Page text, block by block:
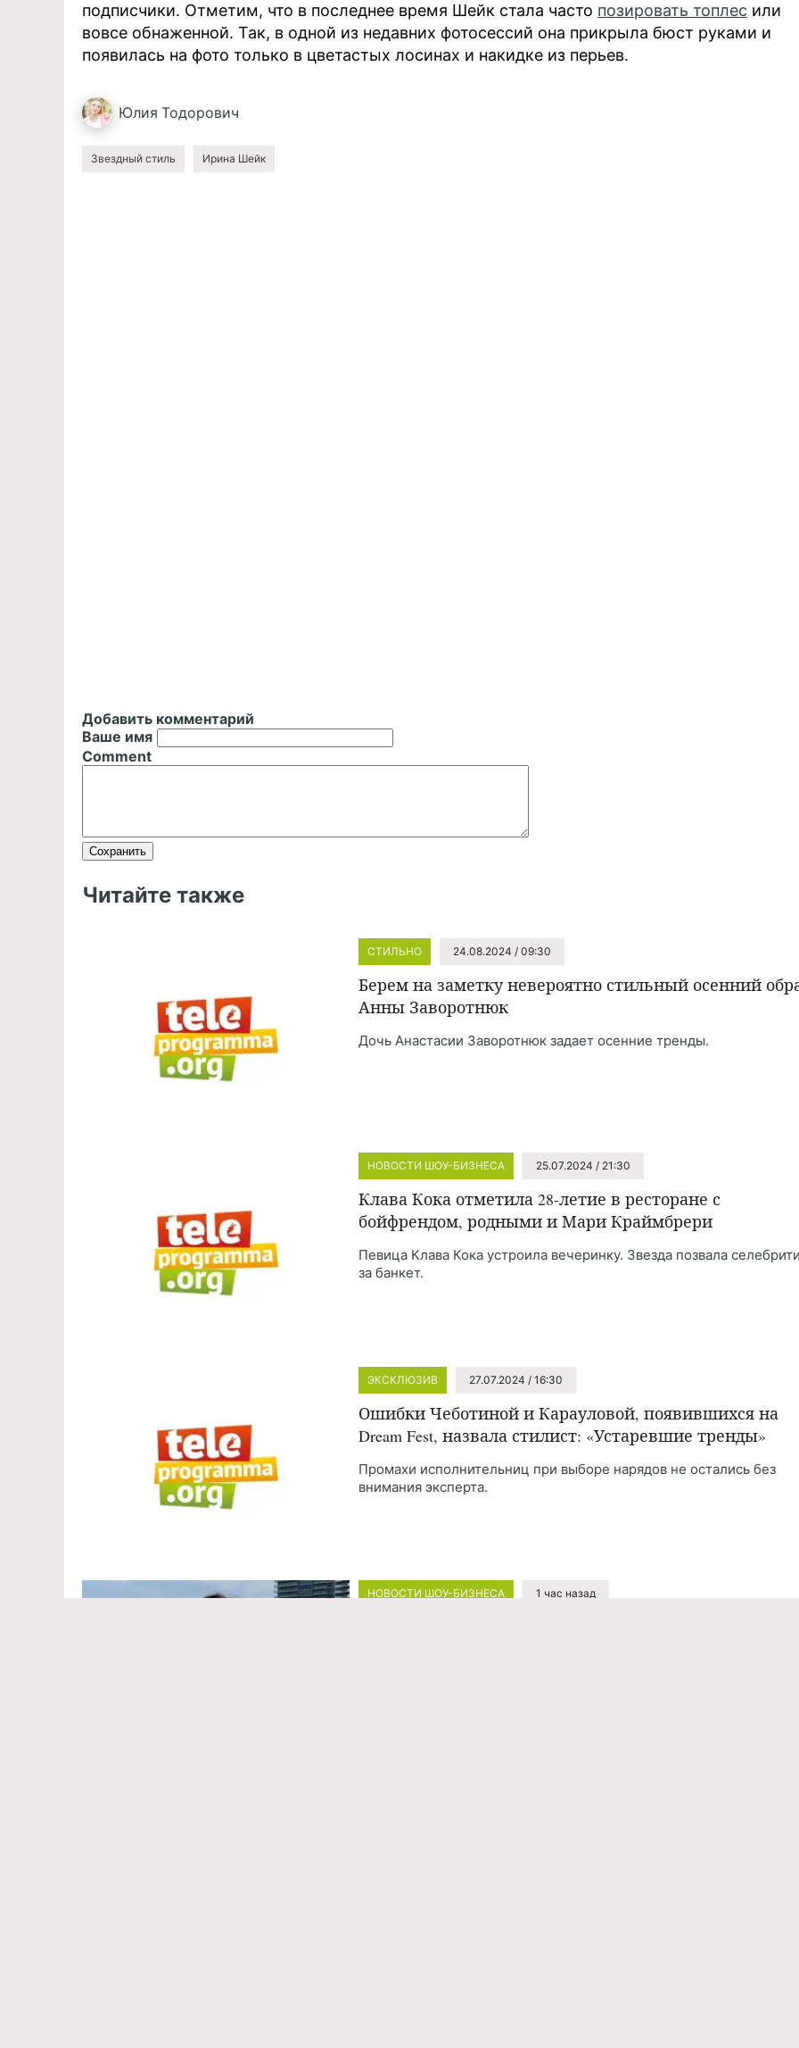
подписчики. Отметим, что в последнее время Шейк стала часто позировать топлес или
вовсе обнаженной. Так, в одной из недавних фотосессий она прикрыла бюст руками и
появилась на фото только в цветастых лосинах и накидке из перьев.
Юлия Тодорович
Звездный стиль Ирина Шейк
Добавить комментарий
Ваше имя
Comment
Читайте также
СТИЛЬНО 24.08.2024 / 09:30
Берем на заметку невероятно стильный осенний
Анны Заворотнюк
Дочь Анастасии Заворотнюк задает осенние тренды.
НОВОСТИ ШОУ-БИЗНЕСА 25.07.2024 / 21:30
Клава Кока отметила 28-летие в ресторане с
бойфрендом, родными и Мари Краймбрери
Певица Клава Кока устроила вечеринку. Звезда позвала
за банкет.
ЭКСКЛЮЗИВ 27.07.2024 / 16:30
Ошибки Чеботиной и Карауловой, появившихся на
Dream Fest, назвала стилист: «Устаревшие тренды»
Промахи исполнительниц при выборе нарядов не остались без
внимания эксперта.
НОВОСТИ ШОУ-БИЗНЕСА 1 час назад